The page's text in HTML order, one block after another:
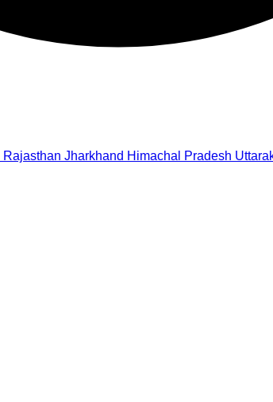
Rajasthan Jharkhand Himachal Pradesh